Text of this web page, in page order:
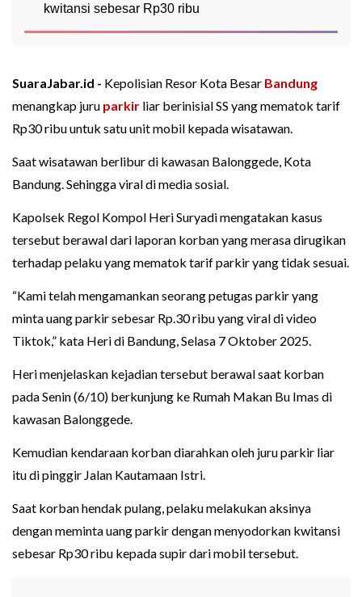
kwitansi sebesar Rp30 ribu
SuaraJabar.id - Kepolisian Resor Kota Besar Bandung
menangkap juru parkir liar berinisial SS yang mematok tarif
Rp30 ribu untuk satu unit mobil kepada wisatawan.
Saat wisatawan berlibur di kawasan Balonggede, Kota
Bandung. Sehingga viral di media sosial.
Kapolsek Regol Kompol Heri Suryadi mengatakan kasus
tersebut berawal dari laporan korban yang merasa dirugikan
terhadap pelaku yang mematok tarif parkir yang tidak sesuai.
“Kami telah mengamankan seorang petugas parkir yang
minta uang parkir sebesar Rp.30 ribu yang viral di video
Tiktok,” kata Heri di Bandung, Selasa 7 Oktober 2025.
Heri menjelaskan kejadian tersebut berawal saat korban
pada Senin (6/10) berkunjung ke Rumah Makan Bu Imas di
kawasan Balonggede.
Kemudian kendaraan korban diarahkan oleh juru parkir liar
itu di pinggir Jalan Kautamaan Istri.
Saat korban hendak pulang, pelaku melakukan aksinya
dengan meminta uang parkir dengan menyodorkan kwitansi
sebesar Rp30 ribu kepada supir dari mobil tersebut.